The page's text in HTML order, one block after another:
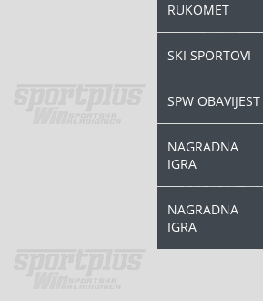
RUKOMET
SKI SPORTOVI
SPW OBAVIJEST
NAGRADNA
IGRA
NAGRADNA
IGRA